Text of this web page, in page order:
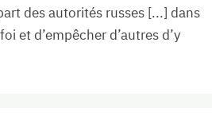
des autorités russes [...] dans
et d’empêcher d’autres d’y